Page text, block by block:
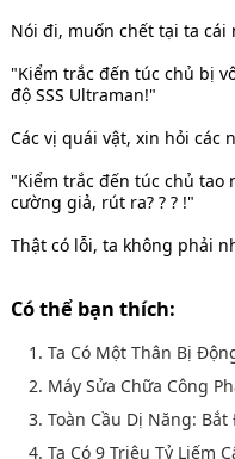
Nói đi, muốn chết tại ta cái
"Kiểm trắc đến túc chủ bị
độ SSS Ultraman!"
Các vị quái vật, xin hỏi các
"Kiểm trắc đến túc chủ tao
cường giả, rút ra? ? ? !"
Thật có lỗi, ta không phải
Có thể bạn thích:
1. Ta Có Một Thân Bị
2. Máy Sửa Chữa Công
3. Toàn Cầu Dị Năng:
4. Ta Có 9 Triệu Tỷ Liếm